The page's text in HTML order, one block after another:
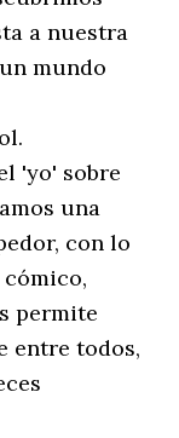
a nuestra
un mundo
'yo' sobre
una
con lo
permite
entre todos,